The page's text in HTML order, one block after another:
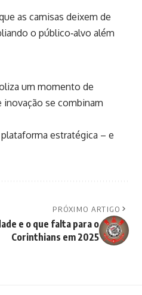
as camisas deixem de
o público‑alvo além
um momento de
inovação se combinam
estratégica – e
PRÓXIMO ARTIGO
e o que falta para o
Corinthians em 2025